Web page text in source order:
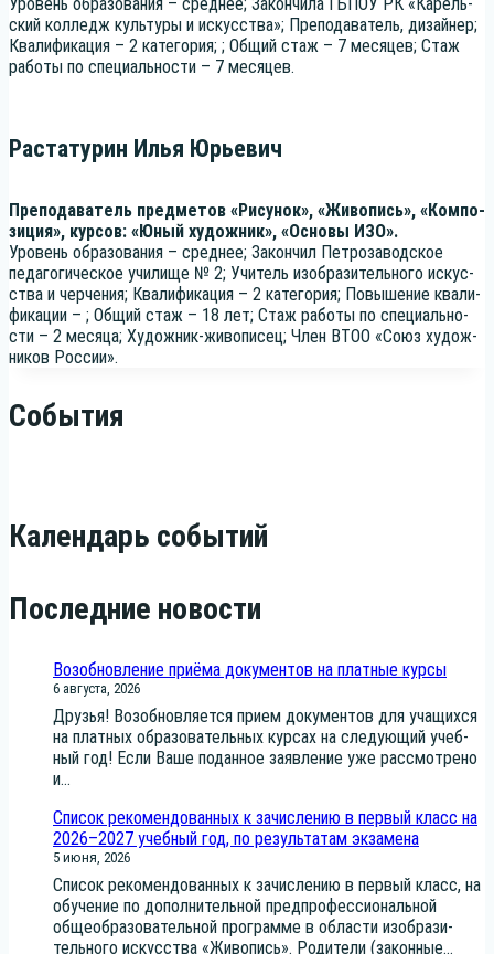
ский кол­ледж куль­ту­ры и искус­ства»; Пре­по­да­ва­тель, дизай­нер;
Ква­ли­фи­ка­ция – 2 кате­го­рия; ; Общий стаж – 7 меся­цев; Стаж
рабо­ты по спе­ци­аль­но­сти – 7 месяцев.
Растатурин Илья Юрьевич
Пре­по­да­ва­тель пред­ме­тов «Рису­нок», «Живо­пись», «Ком­по­
зи­ция», кур­сов: «Юный худож­ник», «Осно­вы ИЗО».
Уро­вень обра­зо­ва­ния – сред­нее; Закон­чил Пет­ро­за­вод­ское
педа­го­ги­че­ское учи­ли­ще № 2; Учи­тель изоб­ра­зи­тель­но­го искус­
ства и чер­че­ния; Ква­ли­фи­ка­ция – 2 кате­го­рия; Повы­ше­ние ква­ли­
фи­ка­ции – ; Общий стаж – 18 лет; Стаж рабо­ты по спе­ци­аль­но­
сти – 2 меся­ца; Худож­ник-живо­пи­сец; Член ВТОО «Союз худож­
ни­ков России».
События
Календарь событий
Последние новости
Возобновление приёма документов на платные курсы
6 августа, 2026
Дру­зья! Воз­об­нов­ля­ет­ся при­ем доку­мен­тов для уча­щих­ся
на плат­ных обра­зо­ва­тель­ных кур­сах на сле­ду­ю­щий учеб­
ный год! Если Ваше подан­ное заяв­ле­ние уже рас­смот­ре­но
и...
Список рекомендованных к зачислению в первый класс на
2026–2027 учебный год, по результатам экзамена
5 июня, 2026
Спи­сок реко­мен­до­ван­ных к зачис­ле­нию в пер­вый класс, на
обу­че­ние по допол­ни­тель­ной пред­про­фес­си­о­наль­ной
обще­об­ра­зо­ва­тель­ной про­грам­ме в обла­сти изоб­ра­зи­
тель­но­го искус­ства «Живо­пись». Роди­те­ли (закон­ные...